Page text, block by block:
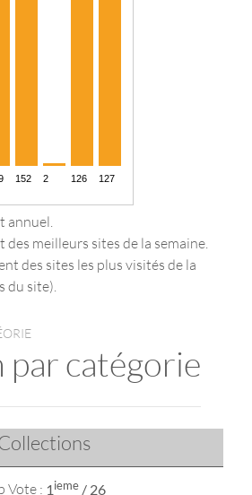
annuel.
des meilleurs sites de la semaine.
des sites les plus visités de la
du site).
catégorie
Vote : 1ieme/ 26